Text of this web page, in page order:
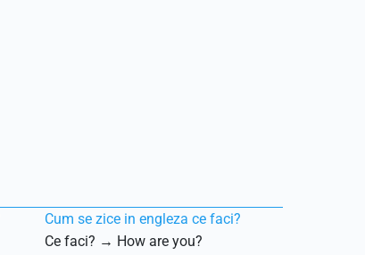
Cum se zice in engleza ce faci?
Ce faci? → How are you?